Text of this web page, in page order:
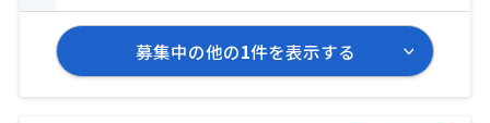
募集中の他の1件を表示する